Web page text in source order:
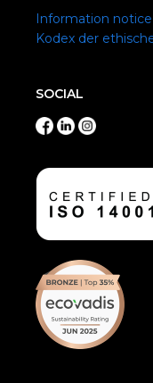
Information
Kodex der
SOCIAL